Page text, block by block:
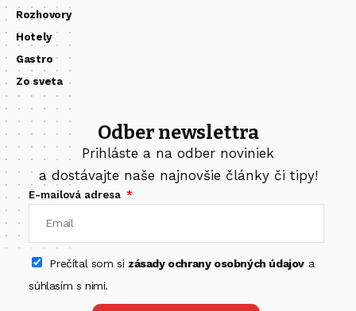
Rozhovory
Hotely
Gastro
Zo sveta
Odber newslettra
Prihláste a na odber noviniek
a dostávajte naše najnovšie články či tipy!
E-mailová adresa
Prečítal som si zásady ochrany osobných údajova
súhlasím s nimi.